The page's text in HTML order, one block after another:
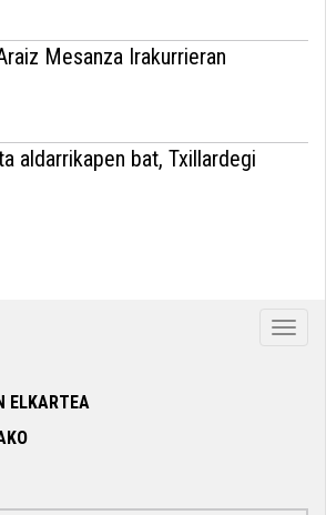
Mesanza Irakurrieran
aldarrikapen bat, Txillardegi
ELKARTEA